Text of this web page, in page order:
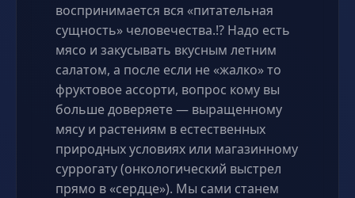
воспринимается вся «питательная
сущность» человечества.!? Надо есть
мясо и закусывать вкусным летним
салатом, а после если не «жалко» то
фруктовое ассорти, вопрос кому вы
больше доверяете — выращенному
мясу и растениям в естественных
природных условиях или магазинному
суррогату (онкологический выстрел
прямо в «сердце»). Мы сами станем